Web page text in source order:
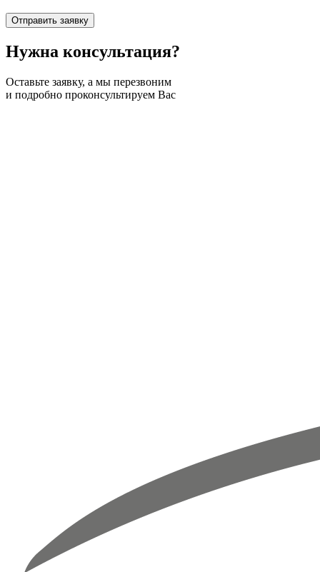
Нужна консультация?
Оставьте заявку, а мы перезвоним
и подробно проконсультируем Вас